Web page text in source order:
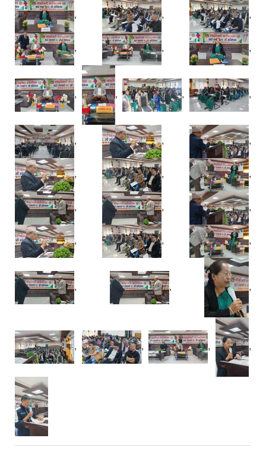
, , ,
, , ,
, , , ,
, , ,
, , ,
, , ,
, , ,
, , ,
, , , ,